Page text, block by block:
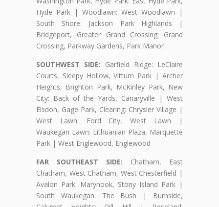
Hyde Park | Woodlawn: West Woodlawn |
South Shore: Jackson Park Highlands |
Bridgeport, Greater Grand Crossing: Grand
Crossing, Parkway Gardens, Park Manor
SOUTHWEST SIDE: Garfield Ridge: LeClaire
Courts, Sleepy Hollow, Vittum Park | Archer
Heights, Brighton Park, McKinley Park, New
City: Back of the Yards, Canaryville | West
Elsdon, Gage Park, Clearing: Chrysler Village |
West Lawn: Ford City, West Lawn |
Waukegan Lawn: Lithuanian Plaza, Marquette
Park | West Englewood, Englewood
FAR SOUTHEAST SIDE: Chatham, East
Chatham, West Chatham, West Chesterfield |
Avalon Park: Marynook, Stony Island Park |
South Waukegan: The Bush | Burnside,